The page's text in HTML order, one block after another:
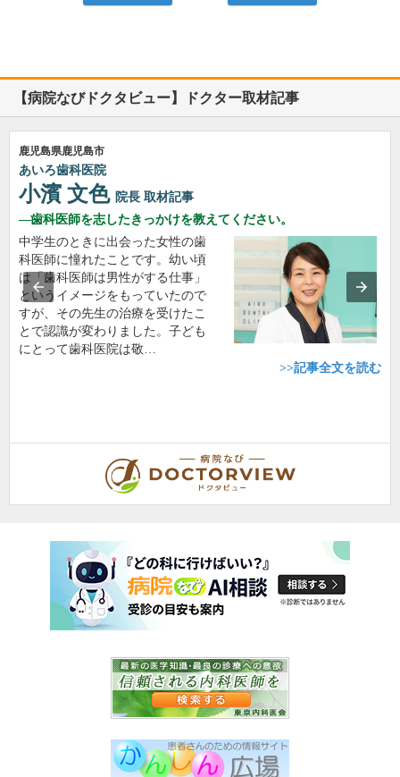
【病院なびドクタビュー】ドクター取材記事
鹿児島県鹿児島市
あいろ歯科医院
小濱 文色 院長 取材記事
歯科医師を志したきっかけを教えてください。
中学生のときに出会った女性の歯
科医師に憧れたことです。幼い頃
は「歯科医師は男性がする仕事」
というイメージをもっていたので
すが、その先生の治療を受けたこ
とで認識が変わりました。子ども
にとって歯科医院は敬…
>>記事全文を読む